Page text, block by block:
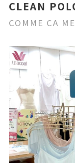
CLEAN
COMME CA